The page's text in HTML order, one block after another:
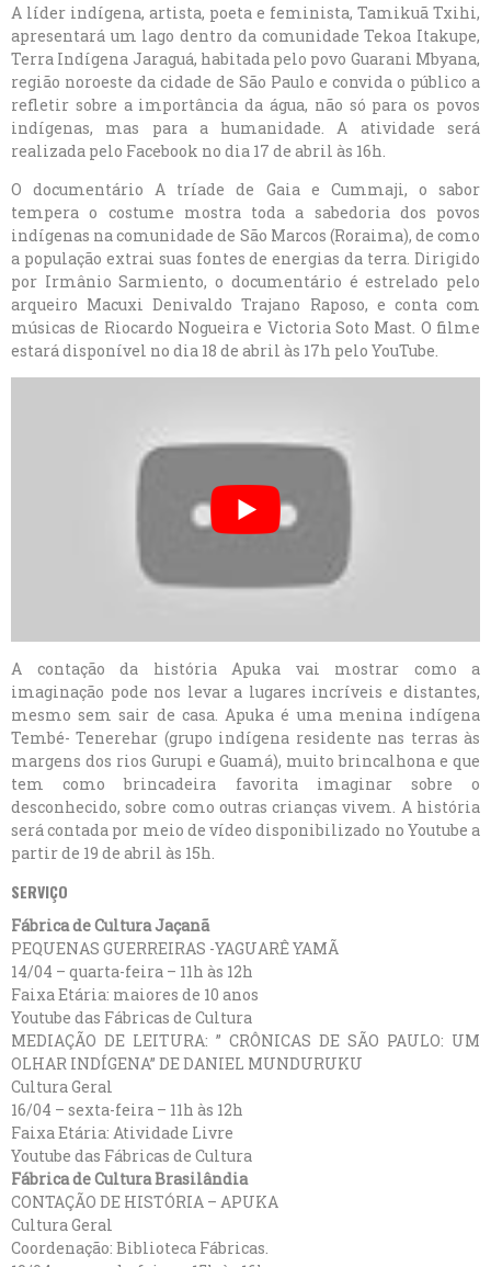
A líder indígena, artista, poeta e feminista, Tamikuã Txihi,
apresentará um lago dentro da comunidade Tekoa Itakupe,
Terra Indígena Jaraguá, habitada pelo povo Guarani Mbyana,
região noroeste da cidade de São Paulo e convida o público a
refletir sobre a importância da água, não só para os povos
indígenas, mas para a humanidade. A atividade será
realizada pelo Facebook no dia 17 de abril às 16h.
O documentário A tríade de Gaia e Cummaji, o sabor
tempera o costume mostra toda a sabedoria dos povos
indígenas na comunidade de São Marcos (Roraima), de como
a população extrai suas fontes de energias da terra. Dirigido
por Irmânio Sarmiento, o documentário é estrelado pelo
arqueiro Macuxi Denivaldo Trajano Raposo, e conta com
músicas de Riocardo Nogueira e Victoria Soto Mast. O filme
estará disponível no dia 18 de abril às 17h pelo YouTube.
A contação da história Apuka vai mostrar como a
imaginação pode nos levar a lugares incríveis e distantes,
mesmo sem sair de casa. Apuka é uma menina indígena
Tembé- Tenerehar (grupo indígena residente nas terras às
margens dos rios Gurupi e Guamá), muito brincalhona e que
tem como brincadeira favorita imaginar sobre o
desconhecido, sobre como outras crianças vivem. A história
será contada por meio de vídeo disponibilizado no Youtube a
partir de 19 de abril às 15h.
SERVIÇO
Fábrica de Cultura Jaçanã
PEQUENAS GUERREIRAS -YAGUARÊ YAMÃ
14/04 – quarta-feira – 11h às 12h
Faixa Etária: maiores de 10 anos
Youtube das Fábricas de Cultura
MEDIAÇÃO DE LEITURA: ” CRÔNICAS DE SÃO PAULO: UM
OLHAR INDÍGENA” DE DANIEL MUNDURUKU
Cultura Geral
16/04 – sexta-feira – 11h às 12h
Faixa Etária: Atividade Livre
Youtube das Fábricas de Cultura
Fábrica de Cultura Brasilândia
CONTAÇÃO DE HISTÓRIA – APUKA
Cultura Geral
Coordenação: Biblioteca Fábricas.